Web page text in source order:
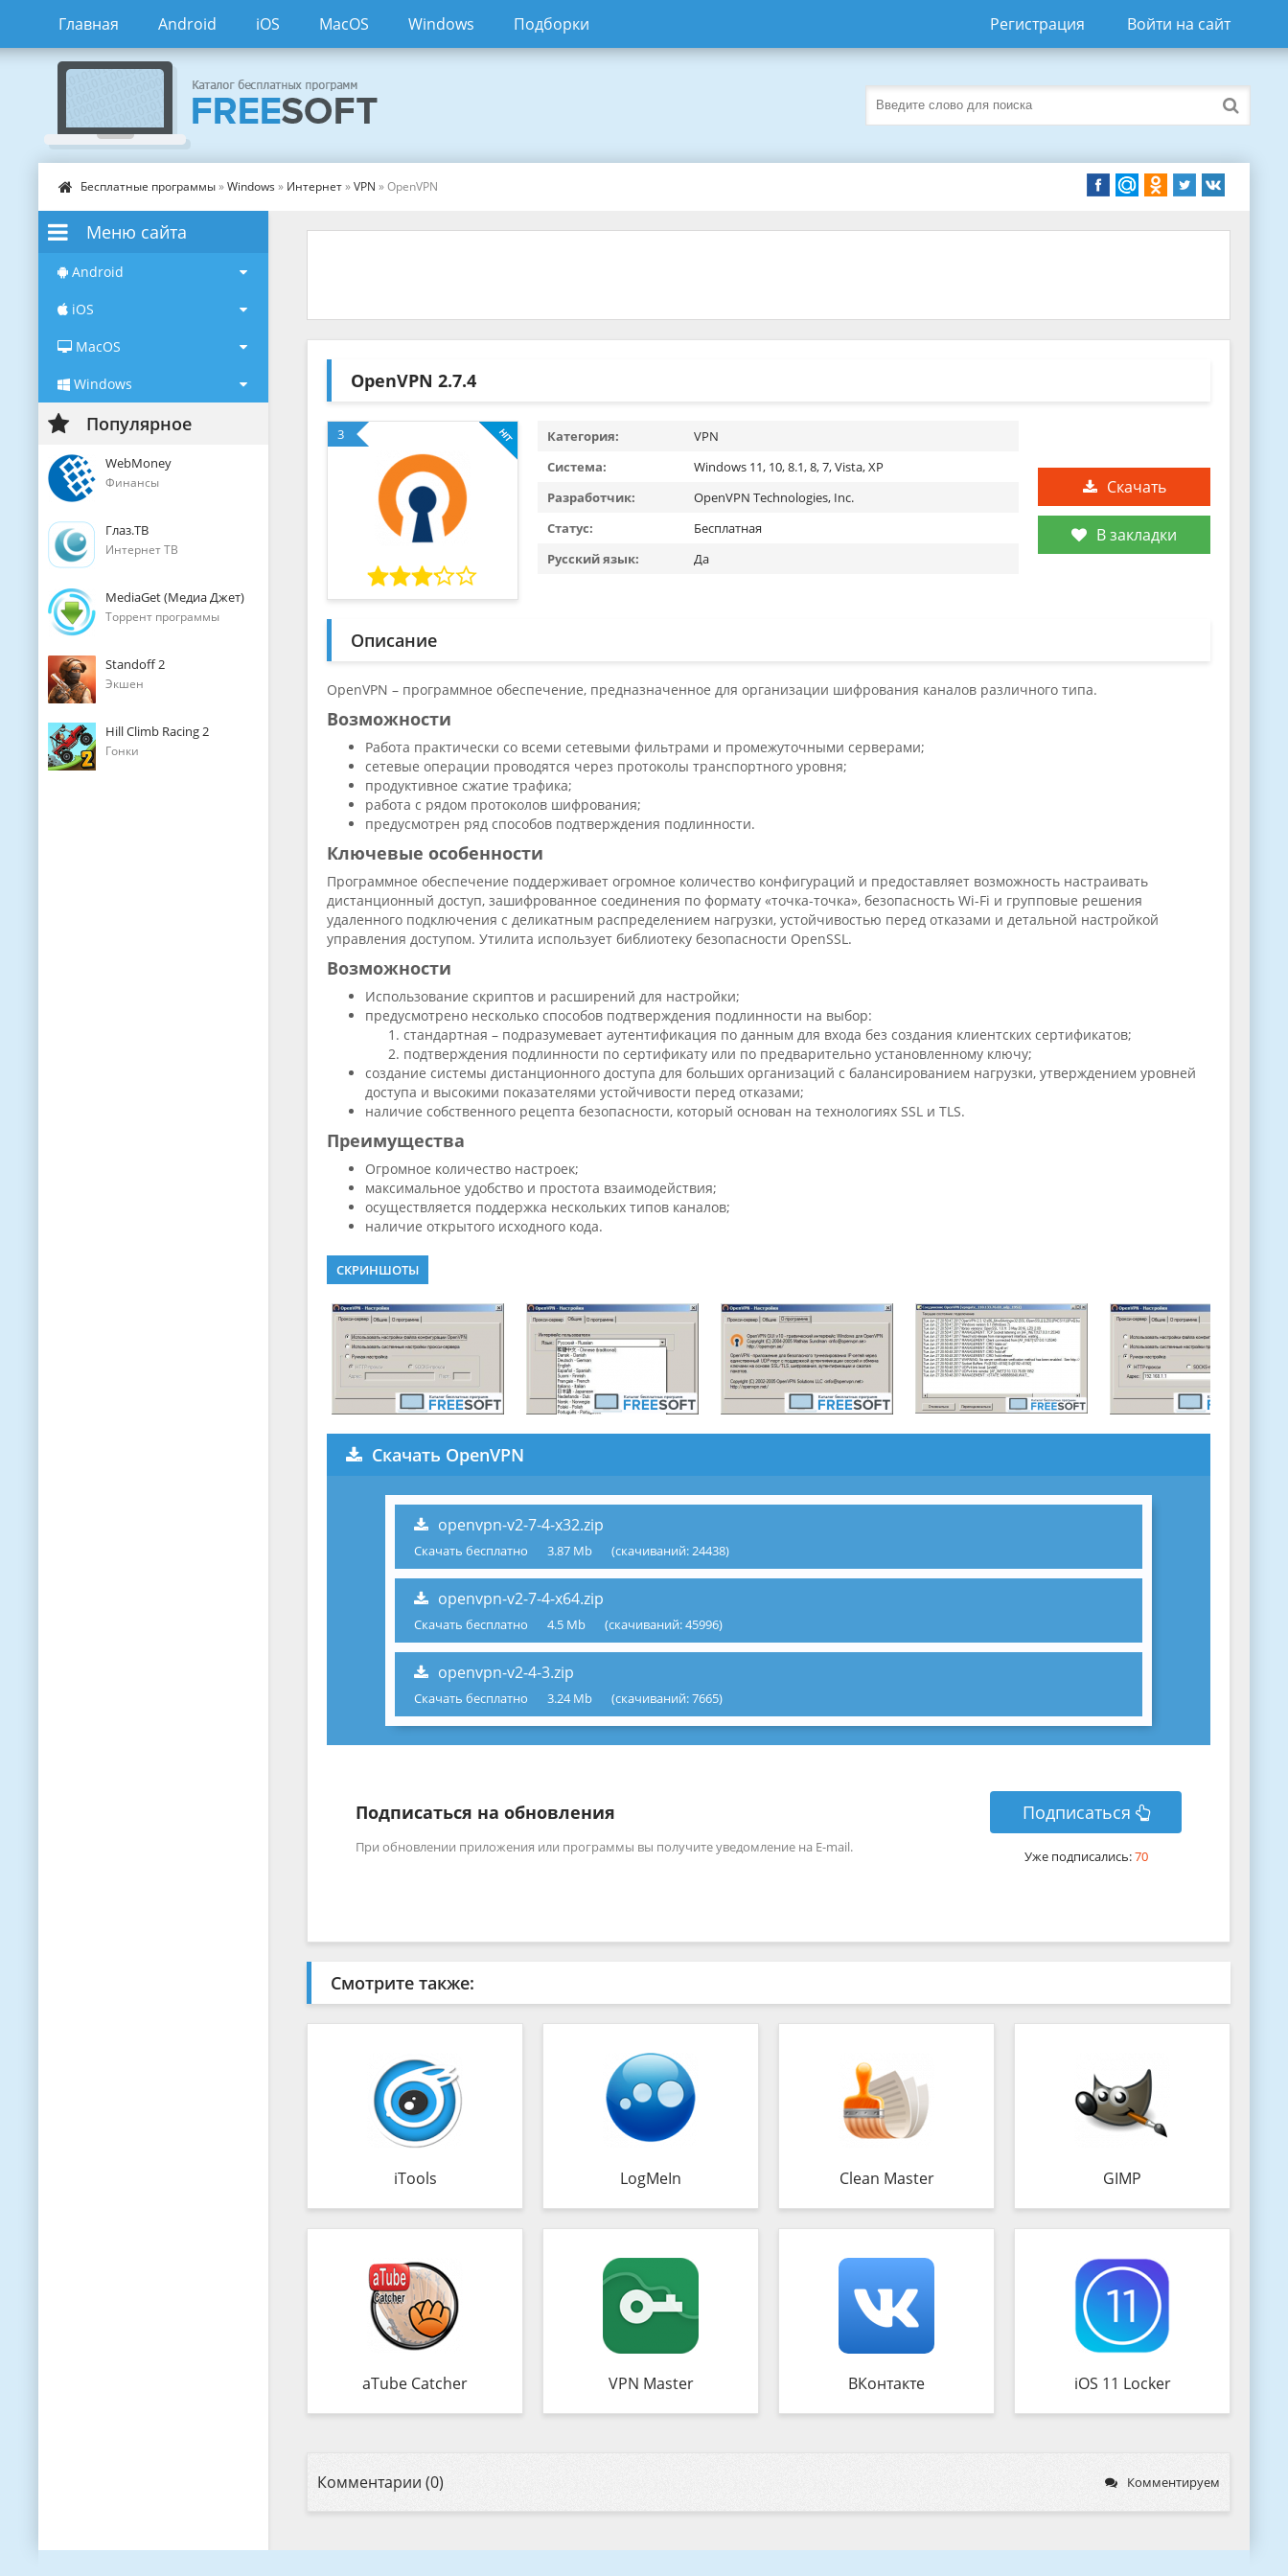
Главная Android iOS MacOS Windows Подборки Регистрация Войти на сайт
Бесплатные программы»Windows » Интернет»VPN » OpenVPN
Меню сайта
Android
iOS
MacOS
Windows
Популярное
WebMoney
Финансы
Глаз.ТВ
Интернет ТВ
MediaGet (Медиа Джет)
Торрент программы
Standoff 2
Экшен
Hill Climb Racing 2
Гонки
OpenVPN 2.7.4
3
Скачать
В закладки
Категория:
VPN
Система:
Windows 11, 10, 8.1, 8, 7, Vista, XP
Разработчик:
OpenVPN Technologies, Inc.
Статус:
Бесплатная
Русский язык:
Да
Описание
OpenVPN – программное обеспечение, предназначенное для организации шифрования каналов различного типа.
Возможности
Работа практически со всеми сетевыми фильтрами и промежуточными серверами;
сетевые операции проводятся через протоколы транспортного уровня;
продуктивное сжатие трафика;
работа с рядом протоколов шифрования;
предусмотрен ряд способов подтверждения подлинности.
Ключевые особенности
Программное обеспечение поддерживает огромное количество конфигураций и предоставляет возможность настраивать
дистанционный доступ, зашифрованное соединения по формату «точка-точка», безопасность Wi-Fi и групповые решения
удаленного подключения с деликатным распределением нагрузки, устойчивостью перед отказами и детальной настройкой
управления доступом. Утилита использует библиотеку безопасности OpenSSL.
Возможности
Использование скриптов и расширений для настройки;
предусмотрено несколько способов подтверждения подлинности на выбор:
стандартная – подразумевает аутентификация по данным для входа без создания клиентских сертификатов;
подтверждения подлинности по сертификату или по предварительно установленному ключу;
создание системы дистанционного доступа для больших организаций с балансированием нагрузки, утверждением уровней
доступа и высокими показателями устойчивости перед отказами;
наличие собственного рецепта безопасности, который основан на технологиях SSL и TLS.
Преимущества
Огромное количество настроек;
максимальное удобство и простота взаимодействия;
осуществляется поддержка нескольких типов каналов;
наличие открытого исходного кода.
СКРИНШОТЫ
Скачать OpenVPN
openvpn-v2-7-4-x32.zip
Скачать бесплатно 3.87 Mb (cкачиваний: 24438)
openvpn-v2-7-4-x64.zip
Скачать бесплатно 4.5 Mb (cкачиваний: 45996)
openvpn-v2-4-3.zip
Скачать бесплатно 3.24 Mb (cкачиваний: 7665)
Подписаться на обновления
При обновлении приложения или программы вы получите уведомление на E-mail.
Подписаться
Уже подписались:70
Смотрите также:
iTools LogMeIn Clean Master GIMP
aTube Catcher VPN Master ВКонтакте iOS 11 Locker
Комментарии (0) Комментируем